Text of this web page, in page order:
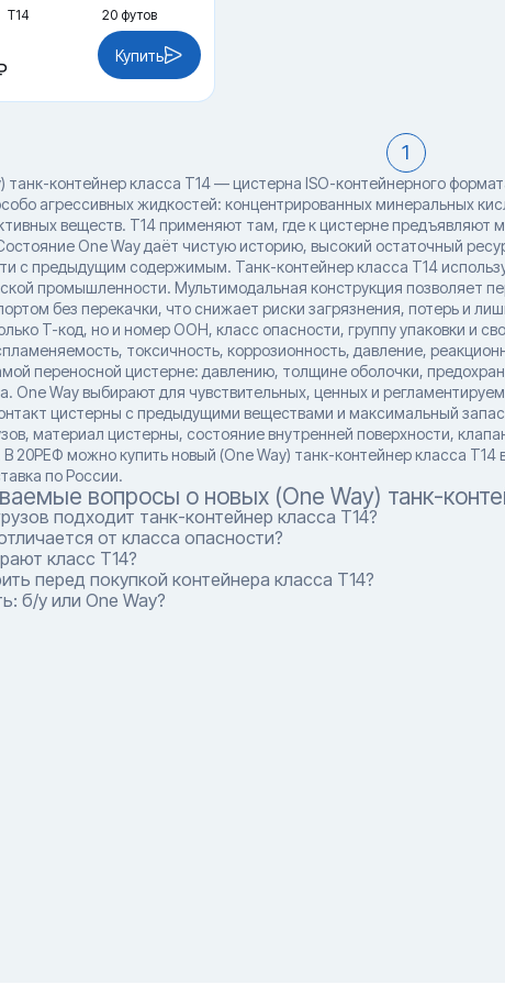
Т14 20 футов
Купить
1
танк-контейнер класса T14 — цистерна ISO-контейнерного
агрессивных жидкостей: концентрированных минеральных
веществ. T14 применяют там, где к цистерне предъявляют
One Way даёт чистую историю, высокий остаточный
с предыдущим содержимым. Танк-контейнер класса T14
промышленности. Мультимодальная конструкция позволяет
без перекачки, что снижает риски загрязнения, потерь и
T-код, но и номер ООН, класс опасности, группу упаковки и
токсичность, коррозионность, давление,
переносной цистерне: давлению, толщине оболочки,
One Way выбирают для чувствительных, ценных и
цистерны с предыдущими веществами и максимальный
материал цистерны, состояние внутренней поверхности,
В 20РЕФ можно купить новый (One Way) танк-контейнер класса
по России.
вопросы о новых (One Way) танк-
подходит танк-контейнер класса T14?
от класса опасности?
класс T14?
перед покупкой контейнера класса T14?
б/у или One Way?